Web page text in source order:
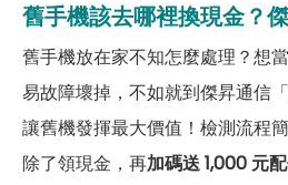
舊手機該去哪裡換現金？
舊手機放在家不知怎麼處理？想
易故障壞掉，不如就到傑昇通信
讓舊機發揮最大價值！檢測流程
除了領現金，再加碼送 1,000 元